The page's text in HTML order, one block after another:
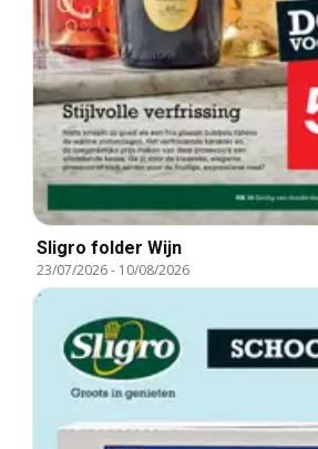
Sligro folder Wijn
23/07/2026- 10/08/2026